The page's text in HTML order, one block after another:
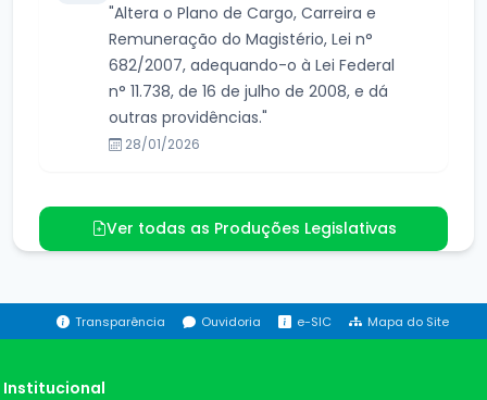
"Altera o Plano de Cargo, Carreira e
Remuneração do Magistério, Lei n°
682/2007, adequando-o à Lei Federal
n° 11.738, de 16 de julho de 2008, e dá
outras providências."
28/01/2026
Ver todas as Produções Legislativas
Transparência Ouvidoria e-SIC Mapa do Site
Institucional